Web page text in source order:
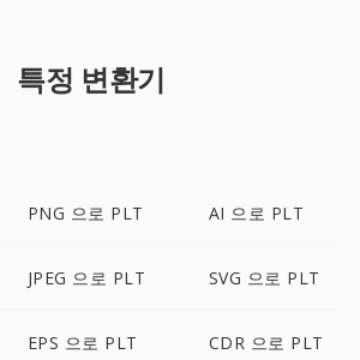
특정 변환기
PNG 으로 PLT AI 으로 PLT
JPEG 으로 PLT SVG 으로 PLT
EPS 으로 PLT CDR 으로 PLT